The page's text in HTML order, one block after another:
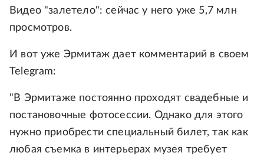
Видео "залетело": сейчас у него уже 5,7 млн
просмотров.
И вот уже Эрмитаж дает комментарий в своем
Telegram:
"В Эрмитаже постоянно проходят свадебные и
постановочные фотосеcсии. Однако для этого
нужно приобрести специальный билет, так как
любая съемка в интерьерах музея требует